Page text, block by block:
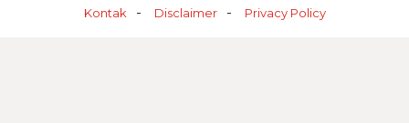
Kontak
Disclaimer Privacy Policy